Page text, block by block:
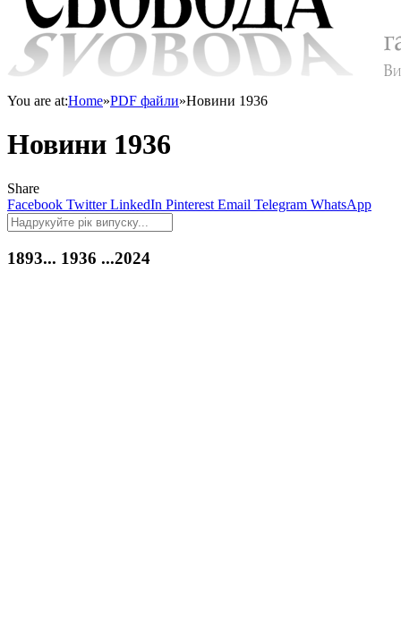
You are at:Home»PDF файли»Новини 1936
Новини 1936
Share
Facebook Twitter LinkedIn Pinterest Email Telegram WhatsApp
1893... 1936 ...2024